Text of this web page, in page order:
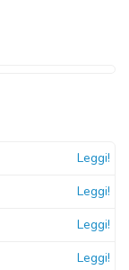
Leggi!
Leggi!
Leggi!
Leggi!